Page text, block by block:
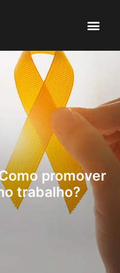
promover
trabalho?